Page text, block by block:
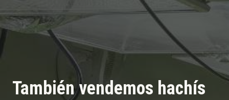
También vendemos hachís